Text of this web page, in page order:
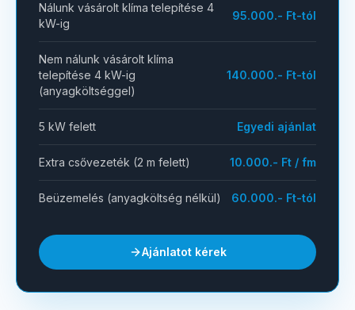
Nálunk vásárolt klíma telepítése 4
kW-ig
95.000.- Ft-tól
Nem nálunk vásárolt klíma
telepítése 4 kW-ig
(anyagköltséggel)
140.000.- Ft-tól
5 kW felett Egyedi ajánlat
Extra csővezeték (2 m felett) 10.000.- Ft / fm
Beüzemelés (anyagköltség nélkül) 60.000.- Ft-tól
Ajánlatot kérek